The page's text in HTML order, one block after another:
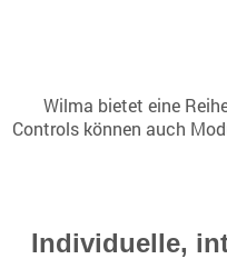
Wilma bietet eine
Controls können auch
Individuelle,